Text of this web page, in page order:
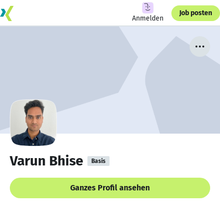
Anmelden
Job posten
Varun Bhise Basis
Ganzes Profil ansehen